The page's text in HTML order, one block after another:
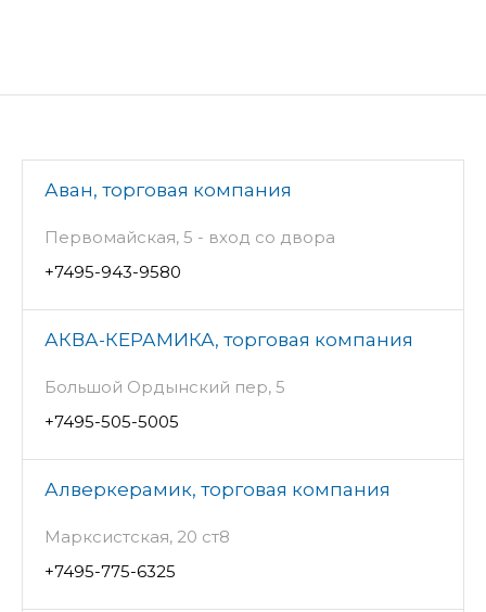
Аван, торговая компания
Первомайская, 5 - вход со двора
+7495-943-9580
АКВА-КЕРАМИКА, торговая компания
Большой Ордынский пер, 5
+7495-505-5005
Алверкерамик, торговая компания
Марксистская, 20 ст8
+7495-775-6325